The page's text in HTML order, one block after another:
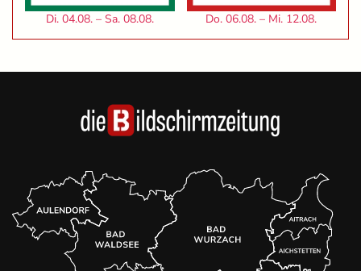
Di. 04.08. – Sa. 08.08. Do. 06.08. – Mi. 12.08.